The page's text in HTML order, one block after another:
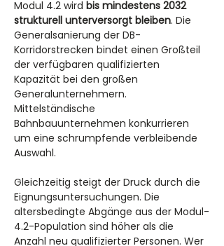
Modul 4.2 wird bis mindestens 2032
strukturell unterversorgt bleiben. Die
Generalsanierung der DB-
Korridorstrecken bindet einen Großteil
der verfügbaren qualifizierten
Kapazität bei den großen
Generalunternehmern.
Mittelständische
Bahnbauunternehmen konkurrieren
um eine schrumpfende verbleibende
Auswahl.
Gleichzeitig steigt der Druck durch die
Eignungsuntersuchungen. Die
altersbedingte Abgänge aus der Modul-
4.2-Population sind höher als die
Anzahl neu qualifizierter Personen. Wer